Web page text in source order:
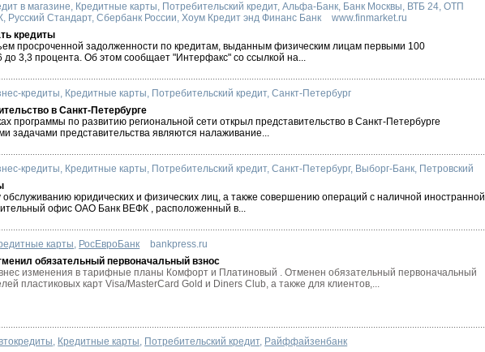
в магазине, Кредитные карты, Потребительский кредит,Альфа-Банк, Банк Москвы, ВТБ 24,ОТП
, Русский Стандарт,Сбербанк России,Хоум Кредит энд Финанс Банк
www.finmarket.ru
кредиты
просроченной задолженности по кредитам, выданным физическим лицам первыми 100
3,3 процента. Об этом сообщает "Интерфакс" со ссылкой на...
кредиты, Кредитные карты, Потребительский кредит,Санкт-Петербург
в Санкт-Петербурге
программы по развитию региональной сети открыл представительство в Санкт-Петербурге
задачами представительства являются налаживание...
кредиты, Кредитные карты, Потребительский кредит,Санкт-Петербург, Выборг-Банк, Петровский
обслуживанию юридических и физических лиц, а также совершению операций с наличной иностранной
офис ОАО Банк ВЕФК , расположенный в...
карты, РосЕвроБанк
bankpress.ru
обязательный первоначальный взнос
изменения в тарифные планы Комфорт и Платиновый . Отменен обязательный первоначальный
пластиковых карт Visa/MasterCard Gold и Diners Club, а также для клиентов,...
, Кредитные карты, Потребительский кредит, Райффайзенбанк